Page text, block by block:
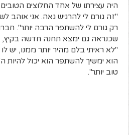
היה עצירתו של אחד החלוצים
"זה גורם לי להרגיש גאה. אני אוהב
רק גורם לי להשתפר הרבה יותר".
שכנראה גם ימצא תחנה חדשה בקיץ,
"לא ראיתי בלם מהיר יותר ממנו, יש
הוא ימשיך להשתפר הוא יכול להיות
טוב יותר".